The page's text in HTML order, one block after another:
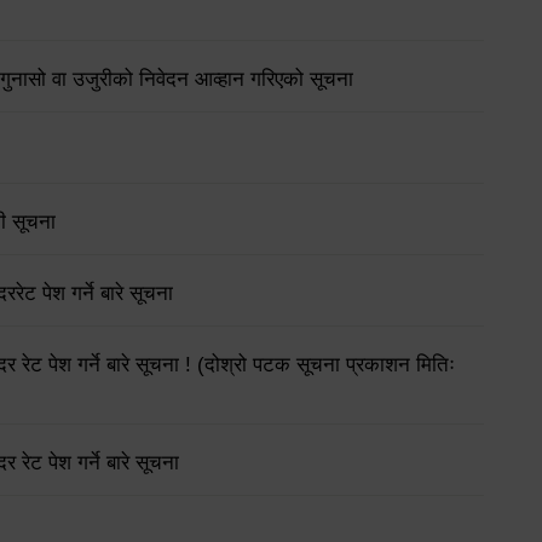
वा उजुरीको निवेदन आव्हान गरिएको सूचना
सूचना
पेश गर्ने बारे सूचना
रेट पेश गर्ने बारे सूचना ! (दोश्रो पटक सूचना प्रकाशन मितिः
रेट पेश गर्ने बारे सूचना